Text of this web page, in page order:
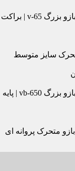
قیمت و خرید براکت دیواری تلویزیون دوبازو بزرگ v-65 | براکت
سایز متوسط
قیمت و خرید براکت دیواری تلویزیون دوبازو بزرگ vb-650 | پایه
متحرک پروانه ای
دیواری تلویزیون